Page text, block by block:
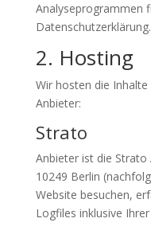
Analyseprogrammen
Datenschutzerklärung.
2. Hosting
Wir hosten die
Anbieter:
Strato
Anbieter ist die
10249 Berlin
Website besuchen,
Logfiles inklusive